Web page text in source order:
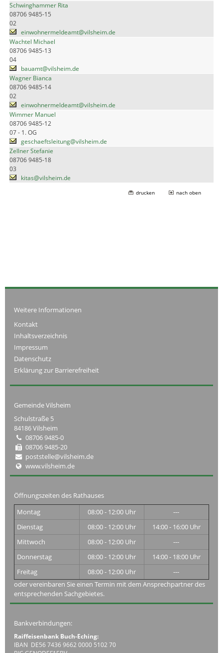
Schwinghammer Rita
08706 9485-15
02
einwohnermeldeamt@vilsheim.de
Wachtel Michael
08706 9485-13
04
bauamt@vilsheim.de
Wagner Bianca
08706 9485-14
02
einwohnermeldeamt@vilsheim.de
Wimmer Manuel
08706 9485-12
07 - 1. OG
geschaeftsleitung@vilsheim.de
Zellner Stefanie
08706 9485-18
03
kitas@vilsheim.de
drucken nach oben
Weitere Informationen
Kontakt
Inhaltsverzeichnis
Impressum
Datenschutz
Erklärung zur Barrierefreiheit
Gemeinde Vilsheim
Schulstraße 5
84186 Vilsheim
08706 9485-0
08706 9485-20
poststelle@vilsheim.de
www.vilsheim.de
Öffnungszeiten des Rathauses
Montag
08:00 - 12:00 Uhr
---
Dienstag
08:00 - 12:00 Uhr
14:00 - 16:00 Uhr
Mittwoch
08:00 - 12:00 Uhr
---
Donnerstag
08:00 - 12:00 Uhr
14:00 - 18:00 Uhr
Freitag
08:00 - 12:00 Uhr
---
oder vereinbaren Sie einen Termin mit dem Ansprechpartner des
entsprechenden Sachgebietes.
Bankverbindungen:
Raiffeisenbank Buch-Eching:
IBAN DE56 7436 9662 0000 5102 70